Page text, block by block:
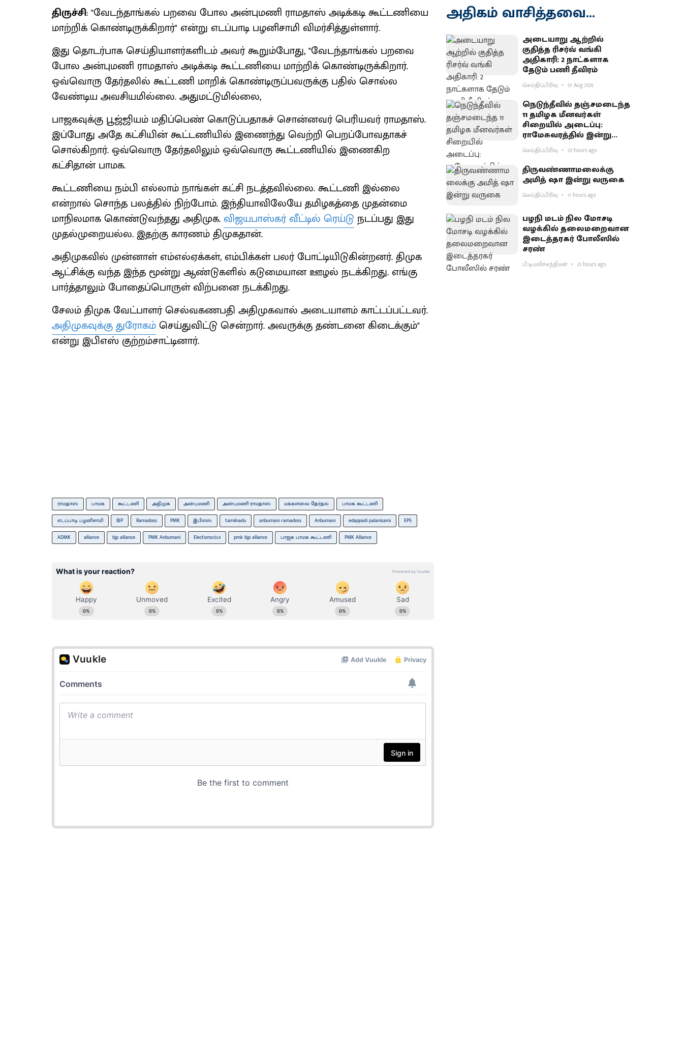
திருச்சி: "வேடந்தாங்கல் பறவை போல அன்புமணி ராமதாஸ் அடிக்கடி கூட்டணியை
மாற்றிக் கொண்டிருக்கிறார்" என்று எடப்பாடி பழனிசாமி விமர்சித்துள்ளார்.
இது தொடர்பாக செய்தியாளர்களிடம் அவர் கூறும்போது, "வேடந்தாங்கல் பறவை
போல அன்புமணி ராமதாஸ் அடிக்கடி கூட்டணியை மாற்றிக் கொண்டிருக்கிறார்.
ஒவ்வொரு தேர்தலில் கூட்டணி மாறிக் கொண்டிருப்பவருக்கு பதில் சொல்ல
வேண்டிய அவசியமில்லை. அதுமட்டுமில்லை,
பாஜகவுக்கு பூஜ்ஜியம் மதிப்பெண் கொடுப்பதாகச் சொன்னவர் பெரியவர் ராமதாஸ்.
இப்போது அதே கட்சியின் கூட்டணியில் இணைந்து வெற்றி பெறப்போவதாகச்
சொல்கிறார். ஒவ்வொரு தேர்தலிலும் ஒவ்வொரு கூட்டணியில் இணைகிற
கட்சிதான் பாமக.
கூட்டணியை நம்பி எல்லாம் நாங்கள் கட்சி நடத்தவில்லை. கூட்டணி இல்லை
என்றால் சொந்த பலத்தில் நிற்போம். இந்தியாவிலேயே தமிழகத்தை முதன்மை
மாநிலமாக கொண்டுவந்தது அதிமுக. விஜயபாஸ்கர் வீட்டில் ரெய்டு நடப்பது இது
முதல்முறையல்ல. இதற்கு காரணம் திமுகதான்.
அதிமுகவில் முன்னாள் எம்எல்ஏக்கள், எம்பிக்கள் பலர் போட்டியிடுகின்றனர். திமுக
ஆட்சிக்கு வந்த இந்த மூன்று ஆண்டுகளில் கடுமையான ஊழல் நடக்கிறது. எங்கு
பார்த்தாலும் போதைப்பொருள் விற்பனை நடக்கிறது.
சேலம் திமுக வேட்பாளர் செல்வகணபதி அதிமுகவால் அடையாளம் காட்டப்பட்டவர்.
அதிமுகவுக்கு துரோகம்செய்துவிட்டு சென்றார். அவருக்கு தண்டனை கிடைக்கும்"
என்று இபிஎஸ் குற்றம்சாட்டினார்.
ராமதாஸ் பாமக கூட்டணி அதிமுக அன்புமணி அன்புமணி ராமதாஸ் மக்களவை தேர்தல் பாமக கூட்டணி
எடப்பாடி பழனிசாமி BJP Ramadoss PMK இபிஎஸ் tamilnadu anbumani ramadoss Anbumani edappadi palanisami EPS
ADMK alliance bjp alliance PMK Anbumani Elections2024 pmk bjp alliance பாஜக பாமக கூட்டணி PMK Alliance
அதிகம் வாசித்தவை...
அடையாறு ஆற்றில்
குதித்த ரிசர்வ் வங்கி
அதிகாரி: 2 நாட்களாக
தேடும் பணி தீவிரம்
செய்திப்பிரிவு 07 Aug 2026
நெடுந்தீவில் தஞ்சமடைந்த
11 தமிழக மீனவர்கள்
சிறையில் அடைப்பு:
ராமேசுவரத்தில் இன்று
வேலைநிறுத்தம்
செய்திப்பிரிவு 20 hours ago
திருவண்ணாமலைக்கு
அமித் ஷா இன்று வருகை
செய்திப்பிரிவு 17 hours ago
பழநி மடம் நில மோசடி
வழக்கில் தலைமறைவான
இடைத்தரகர் போலீஸில்
சரண்
பி.டி.ரவிச்சந்திரன் 23 hours ago